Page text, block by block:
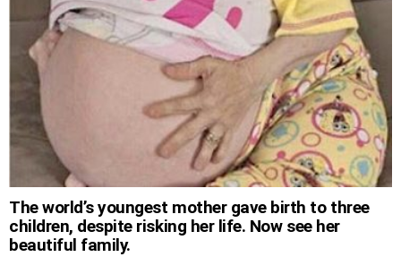
The world’s youngest mother gave birth to three
children, despite risking her life. Now see her
beautiful family.